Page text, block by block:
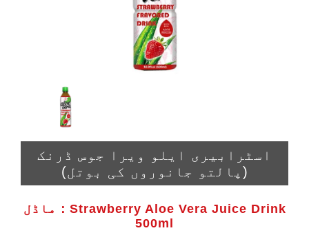
اسٹرابیری ایلو ویرا جوس ڈرنک
(پالتو جانوروں کی بوتل)
ماڈل：Strawberry Aloe Vera Juice Drink
500ml